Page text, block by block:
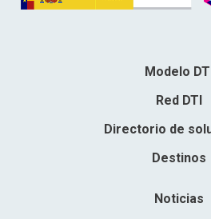
Modelo DTI
Red DTI
Directorio de
Destinos
Noticias